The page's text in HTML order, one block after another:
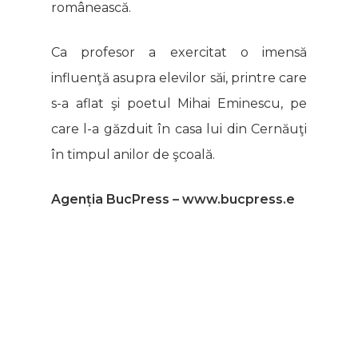
românească.
Ca profesor a exercitat o imensă
influenţă asupra elevilor săi, printre care
s-a aflat şi poetul Mihai Eminescu, pe
care l-a găzduit în casa lui din Cernăuţi
în timpul anilor de şcoală.
Agenția BucPress – www.bucpress.e